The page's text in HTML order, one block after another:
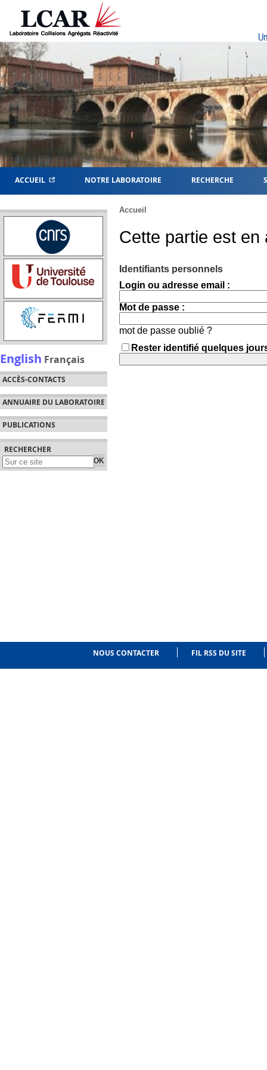
ACCUEIL NOTRE LABORATOIRE RECHERCHE
English Français
ACCÈS-CONTACTS
ANNUAIRE DU LABORATOIRE
PUBLICATIONS
RECHERCHER
Accueil
Cette partie est en
Identifiants personnels
Login ou adresse email :
Mot de passe :
mot de passe oublié ?
Rester identifié quelques
NOUS CONTACTER FIL RSS DU SITE